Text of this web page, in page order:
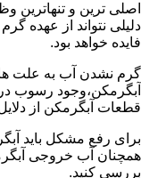
اصلی ترین و تنهاترین
دلیلی نتواند از عهده
فایده خواهد بود.
گرم نشدن آب به علت
آبگرمکن،وجود رسوب
قطعات آبگرمکن از
برای رفع مشکل باید
همچنان آب خروجی
بررسی کنید.